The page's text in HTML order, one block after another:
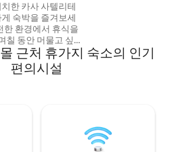
한 카사 사텔리테
숙박을 즐겨보세
한 환경에서 휴식을
칠 동안 머물고 싶으
다. 이 객실은 완전
실이 갖춰져 있어 숙
함과 평온을 누리실
기타 등등...
근처 휴가지 숙소의 인기
편의시설